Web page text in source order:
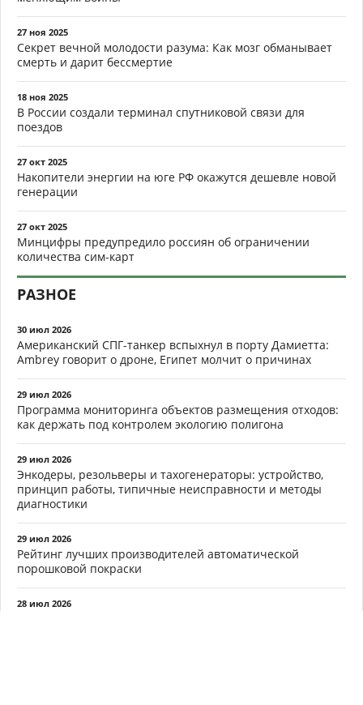
06 авг 2026
ракета-дрон бьёт туда, куда раньше не доставали
06 авг 2026
войны: швейцарцы назвали настоящий ключ к
преимуществу
Почему блокада портов оказалась страшнее всех
предыдущих ударов: Россия лишила Украину моря и
ускорила развязку конфликта
06 авг 2026
Как Киев рисует «застой на фронте», пока русские берут
Бакшеевку и давят на север
05 авг 2026
экспорт через Чёрное море
НАУКА И ТЕХНИКА
20 янв 2026
Забытый немецкий дрон из восьмидесятых стал оружием,
меняющим войны
27 ноя 2025
Секрет вечной молодости разума: Как мозг обманывает
смерть и дарит бессмертие
В России создали терминал спутниковой связи для
поездов
Накопители энергии на юге РФ окажутся дешевле новой